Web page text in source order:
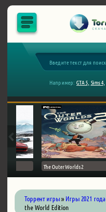
Например: GTA 5, Sims 4,
The Outer Worlds 2
Торрент игры» Игры 2021 года
the World Edition